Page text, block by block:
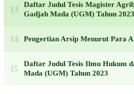
Daftar Judul Tesis Magister
Gadjah Mada (UGM) Tahun 2023
Pengertian Arsip Menurut Para
Daftar Judul Tesis Ilmu Hukum
Mada (UGM) Tahun 2023